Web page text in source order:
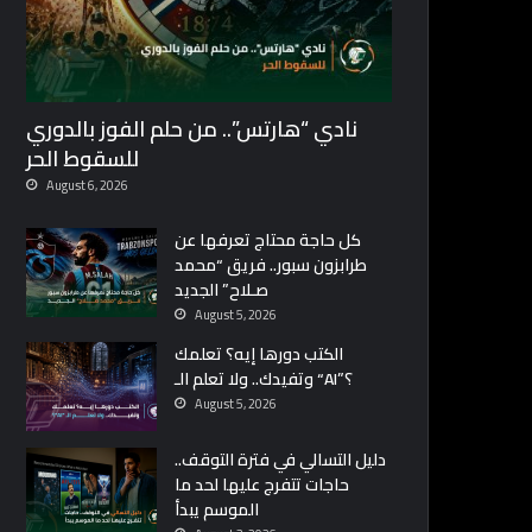
نادي “هارتس”.. من حلم الفوز بالدوري
للسقوط الحر
August 6, 2026
كل حاجة محتاج تعرفها عن
طرابزون سبور.. فريق “محمد
صـلاح” الجديد
August 5, 2026
الكتب دورها إيه؟ تعلمك
وتفيدك.. ولا تعلم الـ “AI”؟
August 5, 2026
دليل التسالي في فترة التوقف..
حاجات تتفرج عليها لحد ما
الموسم يبدأ